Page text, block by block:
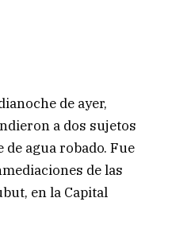
de ayer,
a dos sujetos
agua robado. Fue
de las
en la Capital